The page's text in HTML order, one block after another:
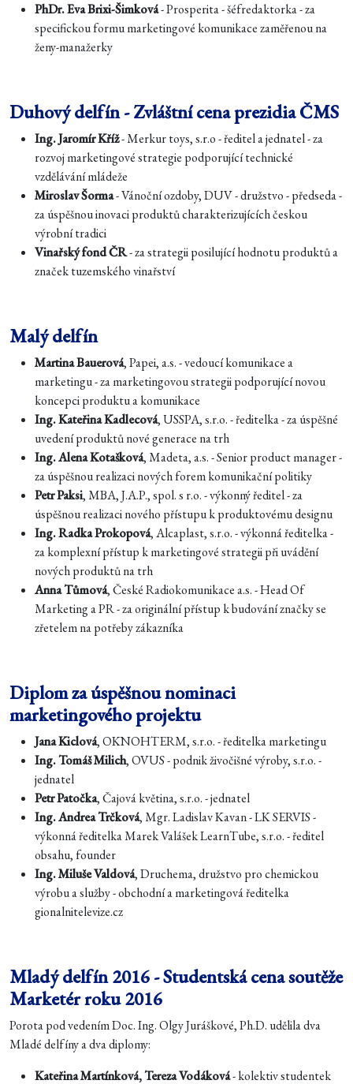
PhDr. Eva Brixi-Šimková- Prosperita - šéfredaktorka - za
specifickou formu marketingové komunikace zaměřenou na
ženy-manažerky
Duhový delfín - Zvláštní cena prezidia ČMS
Ing. Jaromír Kříž- Merkur toys, s.r.o - ředitel a jednatel - za
rozvoj marketingové strategie podporující technické
vzdělávání mládeže
Miroslav Šorma- Vánoční ozdoby, DUV - družstvo - předseda -
za úspěšnou inovaci produktů charakterizujících českou
výrobní tradici
Vinařský fond ČR- za strategii posilující hodnotu produktů a
značek tuzemského vinařství
Malý delfín
Martina Bauerová, Papei, a.s. - vedoucí komunikace a
marketingu - za marketingovou strategii podporující novou
koncepci produktu a komunikace
Ing. Kateřina Kadlecová, USSPA, s.r.o. - ředitelka - za úspěšné
uvedení produktů nové generace na trh
Ing. Alena Kotašková, Madeta, a.s. - Senior product manager -
za úspěšnou realizaci nových forem komunikační politiky
Petr Paksi, MBA, J.A.P., spol. s r.o. - výkonný ředitel - za
úspěšnou realizaci nového přístupu k produktovému designu
Ing. Radka Prokopová, Alcaplast, s.r.o. - výkonná ředitelka -
za komplexní přístup k marketingové strategii při uvádění
nových produktů na trh
Anna Tůmová, České Radiokomunikace a.s. - Head Of
Marketing a PR - za originální přístup k budování značky se
zřetelem na potřeby zákazníka
Diplom za úspěšnou nominaci
marketingového projektu
Jana Kiclová, OKNOHTERM, s.r.o. - ředitelka marketingu
Ing. Tomáš Milich, OVUS - podnik živočišné výroby, s.r.o. -
jednatel
Petr Patočka, Čajová květina, s.r.o. - jednatel
Ing. Andrea Trčková, Mgr. Ladislav Kavan - LK SERVIS -
výkonná ředitelka Marek Valášek LearnTube, s.r.o. - ředitel
obsahu, founder
Ing. Miluše Valdová, Druchema, družstvo pro chemickou
výrobu a služby - obchodní a marketingová ředitelka
gionalnitelevize.cz
Mladý delfín 2016 - Studentská cena soutěže
Marketér roku 2016
Porota pod vedením Doc. Ing. Olgy Juráškové, Ph.D. udělila dva
Mladé delfíny a dva diplomy:
Kateřina Martínková, Tereza Vodáková- kolektiv studentek